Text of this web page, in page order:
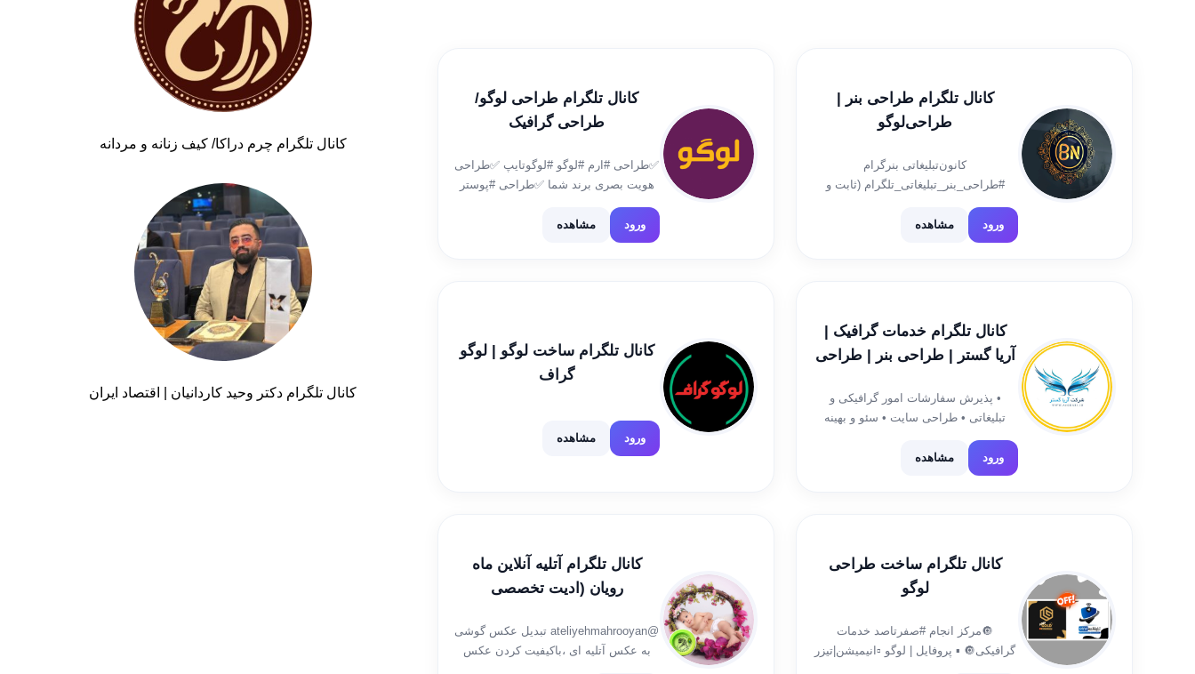
کانال تلگرام طراحی بنر |
طراحی‌لوگو
کانون‌تبلیغاتی بنرگرام
#طراحی_بنر_تبلیغاتی_تلگرام (ثابت و
متحرک) #طراحی_بنر_پست_اینستاگرام
#طراحی انواع بنر های در فرمت های
خاص و اندازه های مختلف
ورود مشاهده
کانال تلگرام طراحی لوگو/
طراحی گرافیک
✅طراحی #ارم #لوگو #لوگوتایپ ✅طراحی
هویت بصری برند شما ✅طراحی #پوستر
#بنر #تراکت ✅طراحی کارت ویزیت و ست
اداری ✅طراح جلد کتاب ✅طراحی لوگوی
اختصاصی برای پروفایل کانال وگروه شما
ورود مشاهده
کانال تلگرام خدمات گرافیک |
آریا گستر | طراحی بنر | طراحی
• پذیرش سفارشات امور گرافیکی و
تبلیغاتی • طراحی سایت • سئو و بهینه
• 0936-246-0785 | تلگرام و واتساپ
@Aria_gostar_sup |ارتباط با ادمین
ورود مشاهده
کانال تلگرام ساخت لوگو | لوگو
گراف
ورود مشاهده
کانال تلگرام ساخت طراحی
لوگو
🔘مرکز انجام #صفرتاصد خدمات
گرافیکی🔘 ▪️ پروفایل | لوگو ▫️انیمیشن|تیزر
کانال تلگرام آتلیه آنلاین ماه
رویان (ادیت تخصصی
ای فیلم@ateliyehmahrooyan تبدیل عکس گوشی
به عکس آتلیه ای ،باکیفیت کردن عکس
کانال تلگرام چرم دراکا/ کیف زنانه و مردانه
کانال تلگرام دکتر وحید کاردانیان | اقتصاد ایران